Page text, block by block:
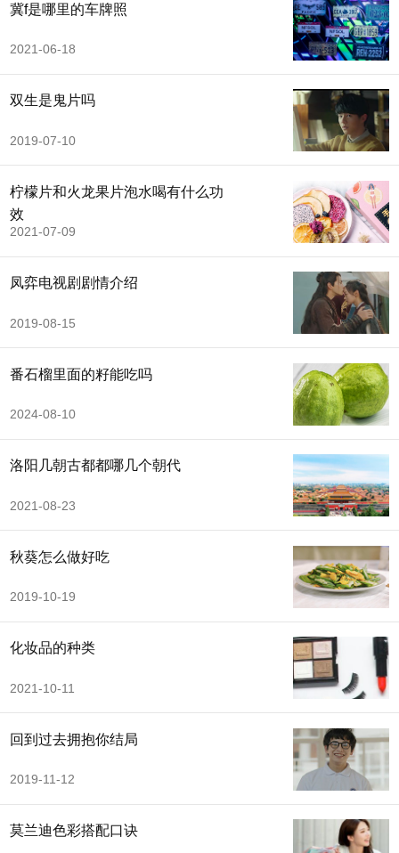
冀f是哪里的车牌照
2021-06-18
双生是鬼片吗
2019-07-10
柠檬片和火龙果片泡水喝有什么功
效
2021-07-09
凤弈电视剧剧情介绍
2019-08-15
番石榴里面的籽能吃吗
2024-08-10
洛阳几朝古都都哪几个朝代
2021-08-23
秋葵怎么做好吃
2019-10-19
化妆品的种类
2021-10-11
回到过去拥抱你结局
2019-11-12
莫兰迪色彩搭配口诀